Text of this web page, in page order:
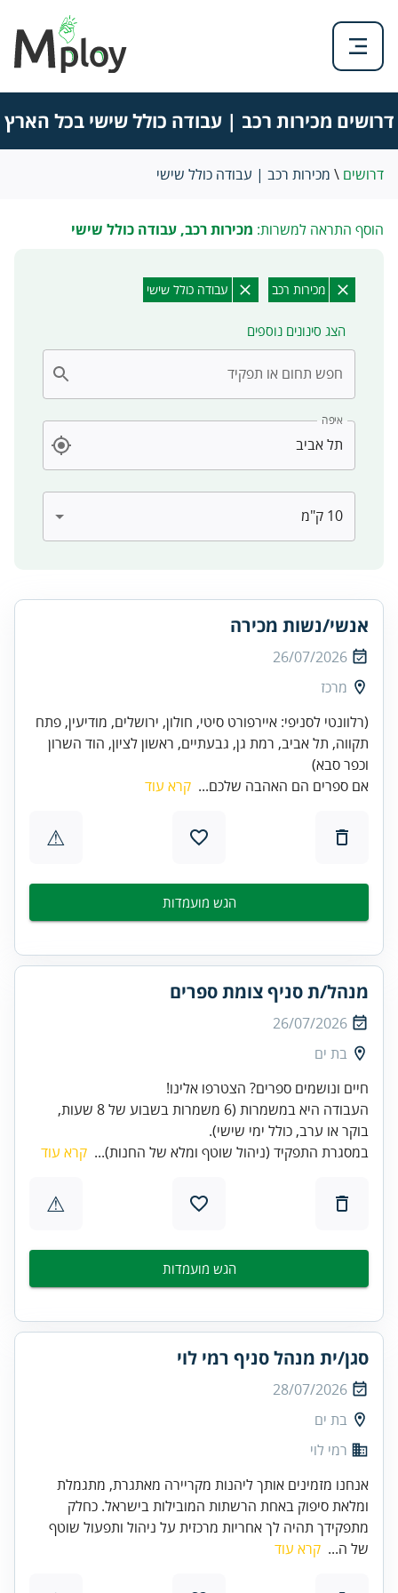
דרושים מכירות רכב | עבודה כולל שישי בכל הארץ
דרושים \ מכירות רכב | עבודה כולל שישי
הוסף התראה למשרות: מכירות רכב, עבודה כולל שישי
מכירות רכב עבודה כולל שישי
הצג סינונים נוספים
חפש תחום או תפקיד
איפה
אנשי/נשות מכירה
26/07/2026
מרכז
(רלוונטי לסניפי: איירפורט סיטי, חולון, ירושלים, מודיעין, פתח
תקווה, תל אביב, רמת גן, גבעתיים, ראשון לציון, הוד השרון
וכפר סבא)
אם ספרים הם האהבה שלכם... קרא עוד
⚠
הגש מועמדות
מנהל/ת סניף צומת ספרים
26/07/2026
בת ים
העבודה היא במשמרות (6 משמרות בשבוע של 8 שעות,
בוקר או ערב, כולל ימי שישי).
במסגרת התפקיד (ניהול שוטף ומלא של החנות)... קרא עוד
⚠
הגש מועמדות
סגן/ית מנהל סניף רמי לוי
28/07/2026
בת ים
רמי לוי
אנחנו מזמינים אותך ליהנות מקריירה מאתגרת, מתגמלת
ומלאת סיפוק באחת הרשתות המובילות בישראל. כחלק
מתפקידך תהיה לך אחריות מרכזית על ניהול ותפעול שוטף
של ה... קרא עוד